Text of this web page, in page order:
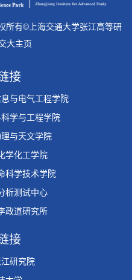
所有©上海交通大学张江高等研
大主页
接
息与电气工程学院
科学与工程学院
理与天文学院
学化工学院
科学技术学院
析测试中心
政道研究所
接
研究院